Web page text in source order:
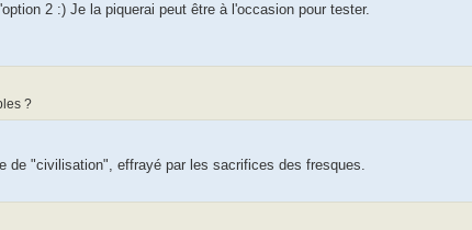
2 :) Je la piquerai peut être à l'occasion pour tester.
?
de "civilisation", effrayé par les sacrifices des fresques.